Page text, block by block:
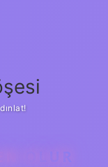
OLUR